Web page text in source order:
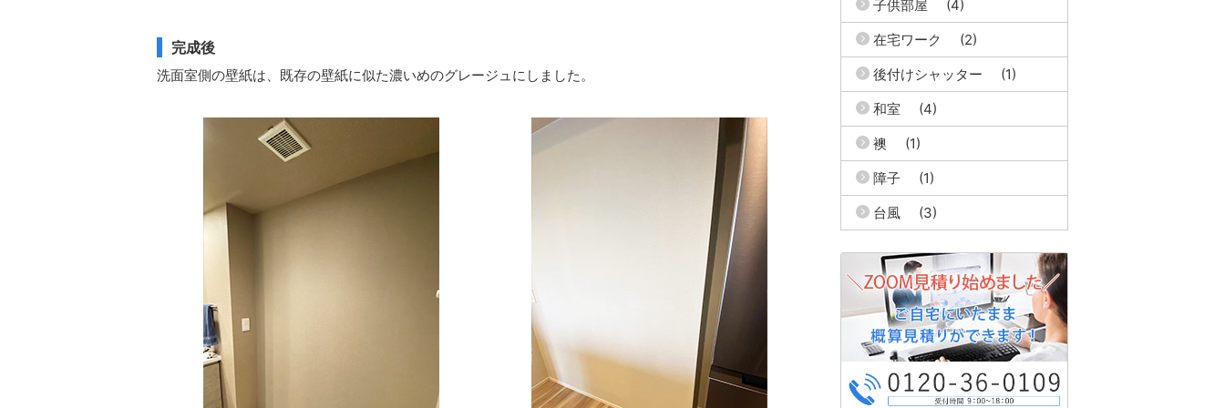
完成後
洗面室側の壁紙は、既存の壁紙に似た濃いめのグレージュにしました。
子供部屋
(4)
在宅ワーク
(2)
後付けシャッター
(1)
和室
(4)
襖
(1)
障子
(1)
台風
(3)